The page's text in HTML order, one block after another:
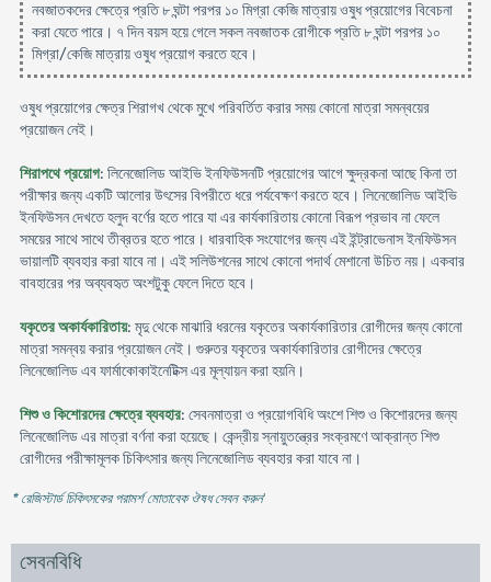
নবজাতকদের ক্ষেত্রে প্রতি ৮ ঘন্টা পরপর ১০ মিগ্রা কেজি মাত্রায় ওষুধ প্রয়োগের বিবেচনা
করা যেতে পারে। ৭ দিন বয়স হয়ে গেলে সকল নবজাতক রোগীকে প্রতি ৮ ঘন্টা পরপর ১০
মিগ্রা/কেজি মাত্রায় ওষুধ প্রয়োগ করতে হবে।
ওষুধ প্রয়োগের ক্ষেত্র শিরাগখ থেকে মুখে পরিবর্তিত করার সময় কোনো মাত্রা সমন্বয়ের
প্রয়োজন নেই।
শিরাপথে প্রয়োগ: লিনেজোলিড আইভি ইনফিউসনটি প্রয়োগের আগে ক্ষুদ্রকনা আছে কিনা তা
পরীক্ষার জন্য একটি আলোর উৎসের বিপরীতে ধরে পর্যবেক্ষণ করতে হবে। লিনেজোলিড আইভি
ইনফিউসন দেখতে হলুদ বর্ণের হতে পারে যা এর কার্যকারিতায় কোনো বিরূপ প্রভাব না ফেলে
সময়ের সাথে সাথে তীব্রতর হতে পারে। ধারবাহিক সংযোগের জন্য এই ইন্ট্রাভেনাস ইনফিউসন
ভায়ালটি ব্যবহার করা যাবে না। এই সলিউশনের সাথে কোনো পদার্থ মেশানো উচিত নয়। একবার
বাবহারের পর অব্যবহৃত অংশটুকু ফেলে দিতে হবে।
যকৃতের অকার্যকারিতায়: মৃদু থেকে মাঝারি ধরনের যকৃতের অকার্যকারিতার রোগীদের জন্য কোনো
মাত্রা সমন্বয় করার প্রয়োজন নেই। গুরুতর যকৃতের অকার্যকারিতার রোগীদের ক্ষেত্রে
লিনেজোলিড এব ফার্মাকোকাইনেটিক্স এর মূল্যায়ন করা হয়নি।
শিশু ও কিশোরদের ক্ষেত্রে ব্যবহার: সেবনমাত্রা ও প্রয়োগবিধি অংশে শিশু ও কিশোরদের জন্য
লিনেজোলিড এর মাত্রা বর্ণনা করা হয়েছে। কেন্দ্রীয় স্নায়ুতন্ত্রের সংক্রমণে আক্রান্ত শিশু
রোগীদের পরীক্ষামূলক চিকিৎসার জন্য লিনেজোলিড ব্যবহার করা যাবে না।
* রেজিস্টার্ড চিকিৎসকের পরামর্শ মোতাবেক ঔষধ সেবন করুন'
সেবনবিধি